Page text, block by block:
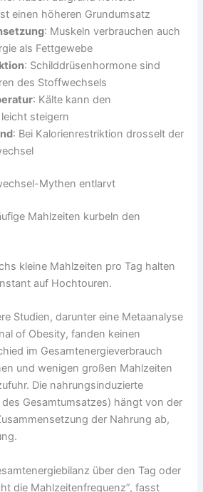
einen höheren Grundumsatz
: Muskeln verbrauchen auch
als Fettgewebe
: Schilddrüsenhormone sind
des Stoffwechsels
: Kälte kann den
steigern
: Bei Kalorienrestriktion drosselt der
Mythen entlarvt
Mahlzeiten kurbeln den
kleine Mahlzeiten pro Tag halten
auf Hochtouren.
Studien, darunter eine Metaanalyse
of Obesity, fanden keinen
im Gesamtenergieverbrauch
und wenigen großen Mahlzeiten
Die nahrungsinduzierte
des Gesamtumsatzes) hängt von der
der Nahrung ab,
über den Tag oder
die Mahlzeitenfrequenz”, fasst